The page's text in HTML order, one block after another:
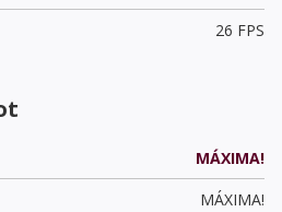
26 FPS
MÁXIMA!
MÁXIMA!